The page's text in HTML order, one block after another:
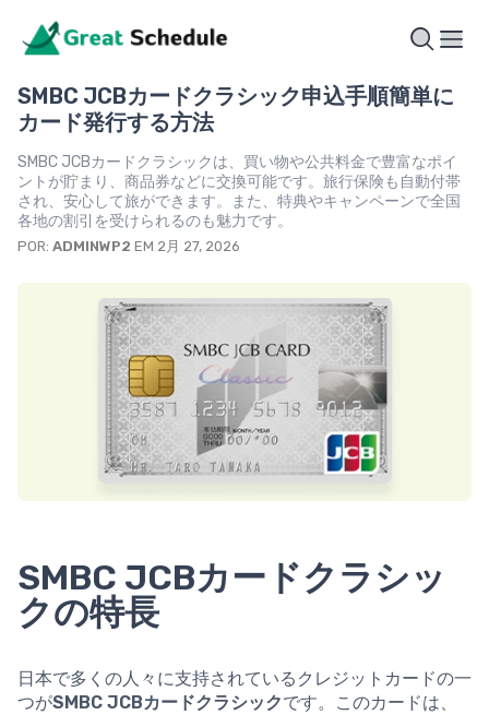
SMBC JCBカードクラシック申込手順簡単に
カード発行する方法
SMBC JCBカードクラシックは、買い物や公共料金で豊富なポイ
ントが貯まり、商品券などに交換可能です。旅行保険も自動付帯
され、安心して旅ができます。また、特典やキャンペーンで全国
各地の割引を受けられるのも魅力です。
POR: ADMINWP2 EM 2月 27, 2026
SMBC JCBカードクラシッ
クの特長
日本で多くの人々に支持されているクレジットカードの一
つがSMBC JCBカードクラシックです。このカードは、